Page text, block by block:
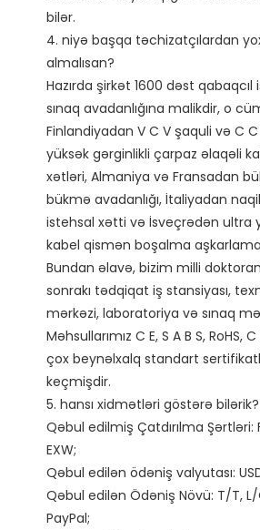
bilər.
4. niyə başqa təchizatçılardan
almalısan?
Hazırda şirkət 1600 dəst qabaqcıl
sınaq avadanlığına malikdir, o
Finlandiyadan V C V şaquli və C
yüksək gərginlikli çarpaz əlaqəli
xətləri, Almaniya və Fransadan
bükmə avadanlığı, İtaliyadan
istehsal xətti və İsveçrədən ultra
kabel qismən boşalma
Bundan əlavə, bizim milli
sonrakı tədqiqat iş stansiyası,
mərkəzi, laboratoriya və sınaq
Məhsullarımız C E, S A B S, RoHS,
çox beynəlxalq standart
keçmişdir.
5. hansı xidmətləri göstərə bilərik?
Qəbul edilmiş Çatdırılma Şərtləri:
EXW;
Qəbul edilən ödəniş valyutası:
Qəbul edilən Ödəniş Növü: T/T, L/
PayPal;